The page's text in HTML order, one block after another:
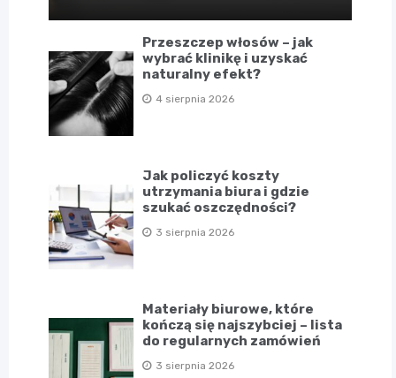
Przeszczep włosów – jak
wybrać klinikę i uzyskać
naturalny efekt?
4 sierpnia 2026
Jak policzyć koszty
utrzymania biura i gdzie
szukać oszczędności?
3 sierpnia 2026
Materiały biurowe, które
kończą się najszybciej – lista
do regularnych zamówień
3 sierpnia 2026